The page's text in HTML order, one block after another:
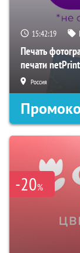
15:42:18
Печать
печати netPrint
Россия
-20%